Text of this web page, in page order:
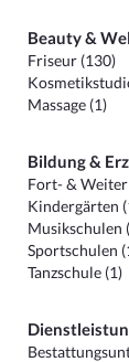
Beauty &
Friseur (130)
Massage (1)
Bildung &
Fort- &
Kindergärten
Musikschulen
Sportschulen
Tanzschule (1)